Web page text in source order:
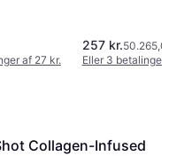
af 27 kr.
257 kr.
Eller 3 betalinger
Collagen-Infused